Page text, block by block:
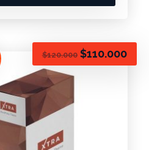
$120.000 $110.000